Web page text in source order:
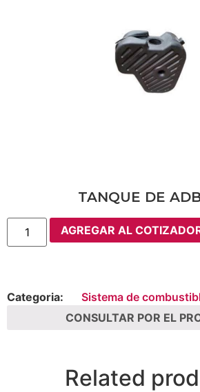
TANQUE DE
AGREGAR AL
Categoria:
Sistema de
CONSULTAR POR EL
Related